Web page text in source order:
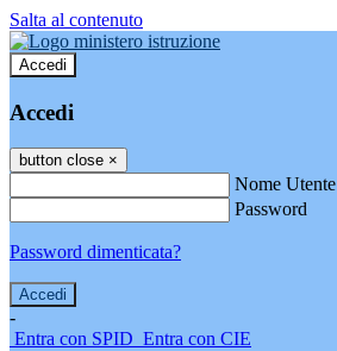
Salta al contenuto
Accedi
Accedi
button close ×
Nome Utente
Password
Password dimenticata?
-
Entra con SPID Entra con CIE